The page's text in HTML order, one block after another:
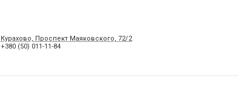
Курахово, Проспект Маяковского, 72/2
+380 (50) 011-11-84